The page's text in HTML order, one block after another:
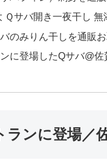
Ｑサバ開き一夜干し
のみりん干しを通販
に登場したQサバ@
ランに登場／